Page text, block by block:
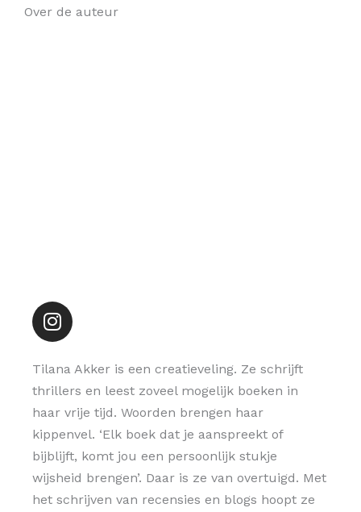
Over de auteur
Instagram
Tilana Akker is een creatieveling. Ze schrijft
thrillers en leest zoveel mogelijk boeken in
haar vrije tijd. Woorden brengen haar
kippenvel. ‘Elk boek dat je aanspreekt of
bijblijft, komt jou een persoonlijk stukje
wijsheid brengen’. Daar is ze van overtuigd. Met
het schrijven van recensies en blogs hoopt ze